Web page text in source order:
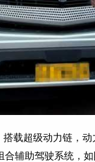
载超级动力链，
辅助驾驶系统，